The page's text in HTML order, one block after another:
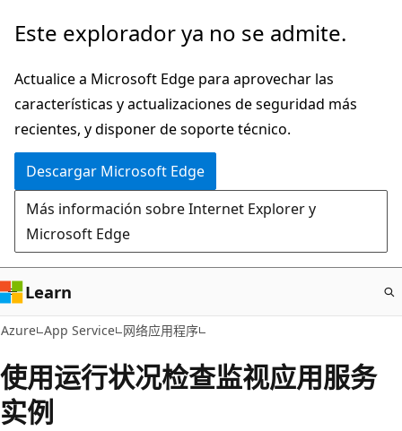
Ir
contenido
principal
Este explorador ya no se admite.
Actualice a Microsoft Edge para aprovechar las
características y actualizaciones de seguridad más
recientes, y disponer de soporte técnico.
Descargar Microsoft Edge
Más información sobre Internet Explorer y
Microsoft Edge
Learn
Azure App Service 网络应用程序
使用运行状况检查监视应用服务
实例